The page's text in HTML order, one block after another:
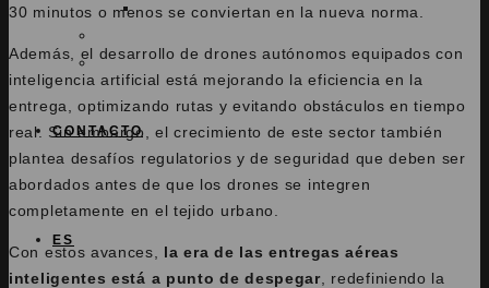
ARES
BASE MALLORCA
CONTACTO
ES
30 minutos o menos se conviertan en la nueva norma.
Además, el desarrollo de drones autónomos equipados con
inteligencia artificial está mejorando la eficiencia en la
entrega, optimizando rutas y evitando obstáculos en tiempo
real. Sin embargo, el crecimiento de este sector también
plantea desafíos regulatorios y de seguridad que deben ser
abordados antes de que los drones se integren
completamente en el tejido urbano.
Con estos avances, la era de las entregas aéreas
inteligentes está a punto de despegar, redefiniendo la